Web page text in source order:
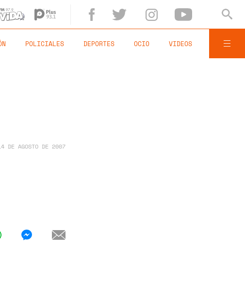
POLICIALES DEPORTES OCIO VIDEOS
DE AGOSTO DE 2007